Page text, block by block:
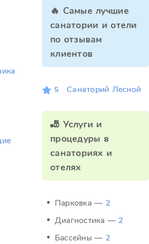
🔥 Самые лучшие
санатории и отели
по отзывам
клиентов
5 Санаторий Лесной
🎳 Услуги и
процедуры в
санаториях и
отелях
Парковка — 2
Диагностика — 2
Бассейны — 2